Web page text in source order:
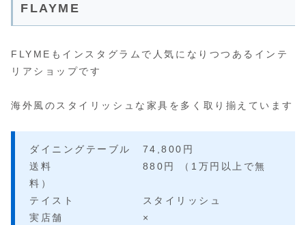
FLAYME
FLYMEもインスタグラムで人気になりつつあるインテ
リアショップです
海外風のスタイリッシュな家具を多く取り揃えています
ダイニングテーブル 74,800円
送料 880円 （1万円以上で無
料）
テイスト スタイリッシュ
実店舗 ×